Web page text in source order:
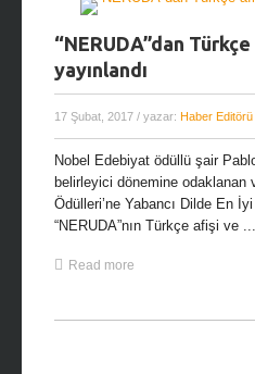
“NERUDA”dan
yayınlandı
17 Şubat, 2017 / yazar: Haber Editörü
Nobel Edebiyat ödüllü şair
belirleyici dönemine odaklanan
Ödülleri’ne Yabancı Dilde En
“NERUDA”nın Türkçe afişi ve ...
Read more